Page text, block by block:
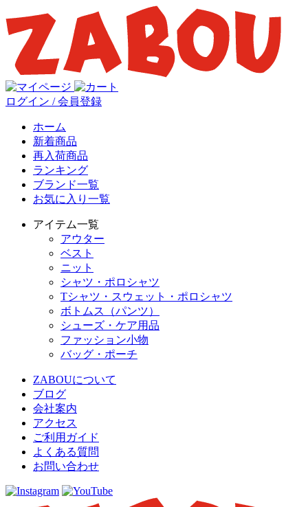
ログイン / 会員登録
ホーム
新着商品
再入荷商品
ランキング
ブランド一覧
お気に入り一覧
アイテム一覧
アウター
ベスト
ニット
シャツ・ポロシャツ
Tシャツ・スウェット・ポロシャツ
ボトムス（パンツ）
シューズ・ケア用品
ファッション小物
バッグ・ポーチ
ZABOUについて
ブログ
会社案内
アクセス
ご利用ガイド
よくある質問
お問い合わせ